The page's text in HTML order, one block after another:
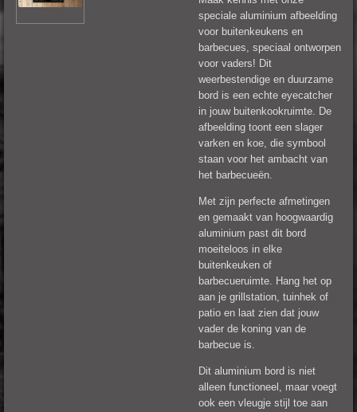
speciale aluminium afbeelding
voor buitenkeukens en
barbecues, speciaal ontworpen
voor vaders! Dit
weerbestendige en duurzame
bord is een echte eyecatcher
in jouw buitenkookruimte. De
afbeelding toont een slager
varken en koe, die symbool
staan voor het ambacht van
het barbecueën.
Met zijn perfecte afmetingen
en gemaakt van hoogwaardig
aluminium past dit bord
moeiteloos in elke
buitenkeuken of
barbecueruimte. Hang het op
aan je grillstation, tuinhek of
patio en laat zien dat jouw
vader de koning van de
barbecue is.
Dit aluminium bord is niet
alleen functioneel, maar voegt
ook een vleugje stijl toe aan